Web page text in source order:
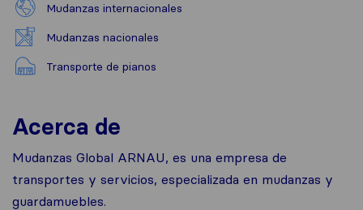
Mudanzas internacionales
Mudanzas nacionales
Transporte de pianos
Acerca de
Mudanzas Global ARNAU, es una empresa de
transportes y servicios, especializada en mudanzas y
guardamuebles.